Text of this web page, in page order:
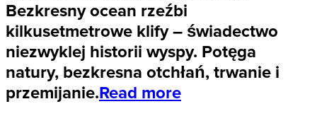
Bezkresny ocean rzeźbi
kilkusetmetrowe klify – świadectwo
niezwyklej historii wyspy. Potęga
natury, bezkresna otchłań, trwanie i
przemijanie.Read more